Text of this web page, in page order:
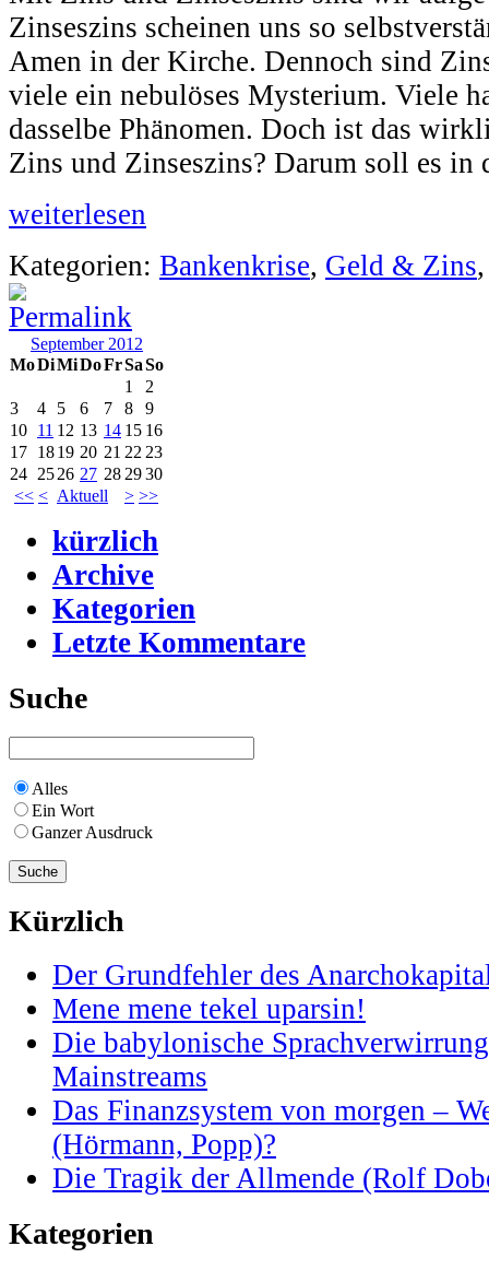
Zinseszins scheinen uns so
Amen in der Kirche. Dennoch sind
viele ein nebulöses Mysterium. Viele
dasselbe Phänomen. Doch ist das
Zins und Zinseszins? Darum soll es in
weiterlesen
Kategorien: Bankenkrise, Geld & Zins
September 2012
MoDiMiDoFrSaSo
<< < Aktuell > >>
1
2
3
4 5 6 7 8
9
10 11 12 13 14 15 16
17 1819 20 21 22 23
24 2526 27 28 2930
kürzlich
Archive
Kategorien
Letzte Kommentare
Suche
Alles
Ein Wort
Ganzer Ausdruck
Kürzlich
Der Grundfehler des
Mene mene tekel uparsin!
Die babylonische
Mainstreams
Das Finanzsystem von morgen –
(Hörmann, Popp)?
Die Tragik der Allmende (Rolf
Kategorien